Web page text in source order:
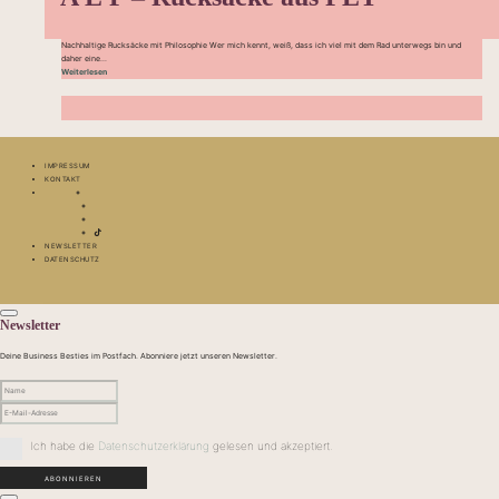
Nachhaltige Rucksäcke mit Philosophie Wer mich kennt, weiß, dass ich viel mit dem Rad unterwegs bin und
daher eine...
Weiterlesen
IMPRESSUM
KONTAKT
NEWSLETTER
DATENSCHUTZ
Newsletter
Deine Business Besties im Postfach. Abonniere jetzt unseren Newsletter.
Ich habe die Datenschutzerklärung gelesen und akzeptiert.